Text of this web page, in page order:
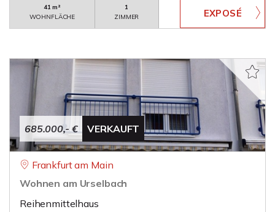
41 m²
WOHNFLÄCHE
1
ZIMMER
685.000,- € VERKAUFT
Frankfurt am Main
Wohnen am Urselbach
Reihenmittelhaus